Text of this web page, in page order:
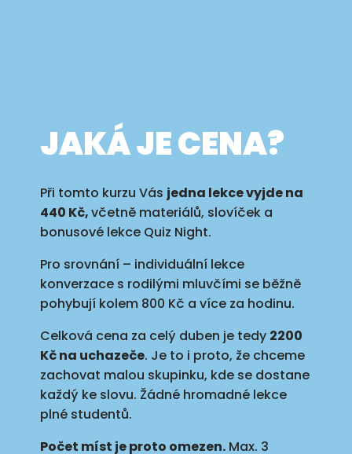
JAKÁ JE CENA?
Při tomto kurzu Vás jedna lekce vyjde na
440 Kč,včetně materiálů, slovíček a
bonusové lekce Quiz Night.
Pro srovnání – individuální lekce
konverzace s rodilými mluvčími se běžně
pohybují kolem 800 Kč a více za hodinu.
Celková cena za celý duben je tedy 2200
Kč na uchazeče. Je to i proto, že chceme
zachovat malou skupinku, kde se dostane
každý ke slovu. Žádné hromadné lekce
plné studentů.
Počet míst je proto omezen.Max. 3